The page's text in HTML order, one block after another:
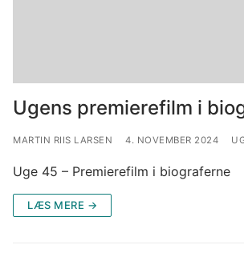
Ugens premierefilm i
MARTIN RIIS LARSEN 4. NOVEMBER 2024
Uge 45 – Premierefilm i biograferne
LÆS MERE →